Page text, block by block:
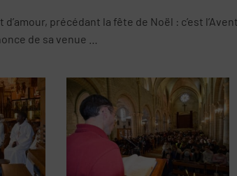
précédant la fête de Noël : c’est
de sa venue …